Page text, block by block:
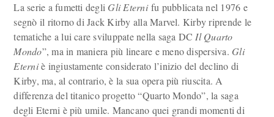
La serie a fumetti degli Gli Eternifu pubblicata nel 1976 e
segnò il ritorno di Jack Kirby alla Marvel. Kirby riprende le
tematiche a lui care sviluppate nella saga DC Il Quarto
Mondo”, ma in maniera più lineare e meno dispersiva. Gli
Eterniè ingiustamente considerato l’inizio del declino di
Kirby, ma, al contrario, è la sua opera più riuscita. A
differenza del titanico progetto “Quarto Mondo”, la saga
degli Eterni è più umile. Mancano quei grandi momenti di